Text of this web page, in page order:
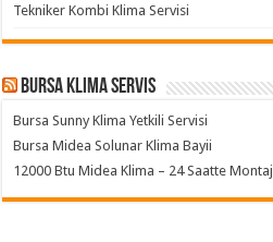
Tekniker Kombi Klima Servisi
Bursa klima servis
Bursa Sunny Klima Yetkili Servisi
Bursa Midea Solunar Klima Bayii
12000 Btu Midea Klima – 24 Saatte Montaj